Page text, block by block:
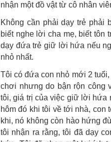
nhận một đồ vật từ cô nhân
Không cần phải dạy trẻ
biết nghe lời cha mẹ, biết tôn
dạy đứa trẻ giữ lời hứa nếu
nhỏ nhất.
Tôi có đứa con nhỏ mới 2
chơi nhưng do bận rộn công
tôi, giá trị của việc giữ lời hứa
hôm đó khi tôi về tới nhà,
khi, nó không còn hào hứng
tôi nhận ra rằng, tôi đã dạy